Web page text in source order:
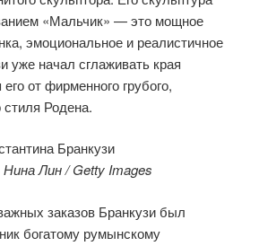
«Мальчик» — это мощное
эмоциональное и реалистичное
уже начал сглаживать края
от фирменного грубого,
стиля Родена.
Лин / Getty Images
заказов Бранкузи был
богатому румынскому